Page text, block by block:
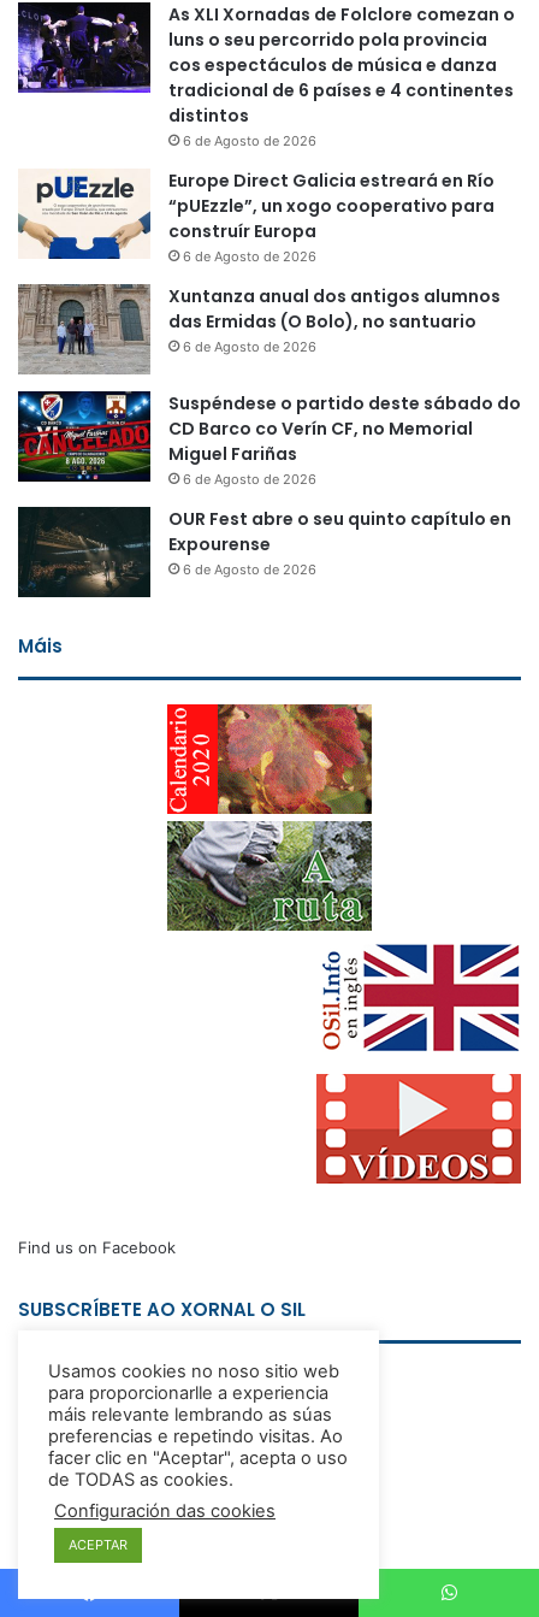
As XLI Xornadas de Folclore comezan o
luns o seu percorrido pola provincia
cos espectáculos de música e danza
tradicional de 6 países e 4 continentes
distintos
6 de Agosto de 2026
Europe Direct Galicia estreará en Río
“pUEzzle”, un xogo cooperativo para
construír Europa
6 de Agosto de 2026
Xuntanza anual dos antigos alumnos
das Ermidas (O Bolo), no santuario
6 de Agosto de 2026
Suspéndese o partido deste sábado do
CD Barco co Verín CF, no Memorial
Miguel Fariñas
6 de Agosto de 2026
OUR Fest abre o seu quinto capítulo en
Expourense
6 de Agosto de 2026
Máis
Find us on Facebook
SUBSCRÍBETE AO XORNAL O SIL
Usamos cookies no noso sitio web
para proporcionarlle a experiencia
máis relevante lembrando as súas
preferencias e repetindo visitas. Ao
facer clic en "Aceptar", acepta o uso
de TODAS as cookies.
Configuración das cookies
ACEPTAR